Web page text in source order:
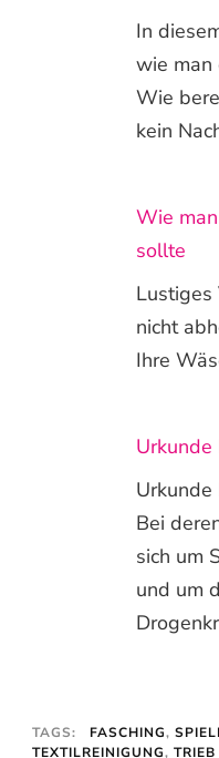
In
wie man
Wie
kein
Wie
sollte
Lustiges
nicht
Ihre
Urkunde
Urkunde
Bei
sich um
und um
TAGS: FASCHING,
TEXTILREINIGUNG, TRIEB